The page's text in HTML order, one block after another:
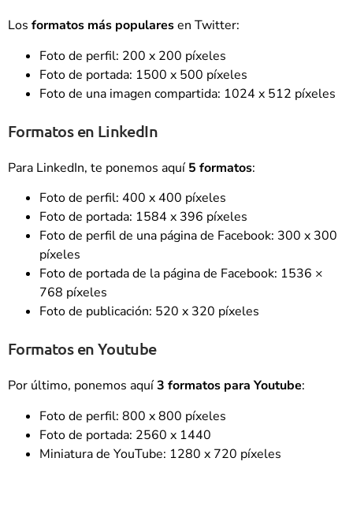
Los formatos más popularesen Twitter:
Foto de perfil: 200 x 200 píxeles
Foto de portada: 1500 x 500 píxeles
Foto de una imagen compartida: 1024 x 512 píxeles
Formatos en LinkedIn
Para LinkedIn, te ponemos aquí5 formatos:
Foto de perfil: 400 x 400 píxeles
Foto de portada: 1584 x 396 píxeles
Foto de perfil de una página de Facebook: 300 x 300
píxeles
Foto de portada de la página de Facebook: 1536 ×
768 píxeles
Foto de publicación: 520 x 320 píxeles
Formatos en Youtube
Por último, ponemos aquí3 formatos para Youtube:
Foto de perfil: 800 x 800 píxeles
Foto de portada: 2560 x 1440
Miniatura de YouTube: 1280 x 720 píxeles